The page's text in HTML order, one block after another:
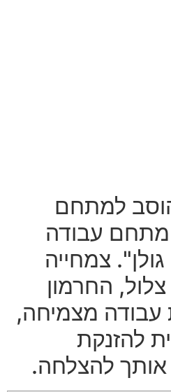
למתחם
מתחם עבודה
צמחייה
החרמון
עבודה מצמיחה,
להזנקת
אותך להצלחה.